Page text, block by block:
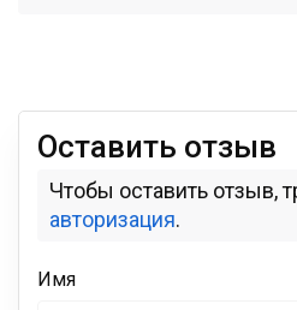
Оставить отзыв
Чтобы оставить отзыв,
авторизация.
Имя